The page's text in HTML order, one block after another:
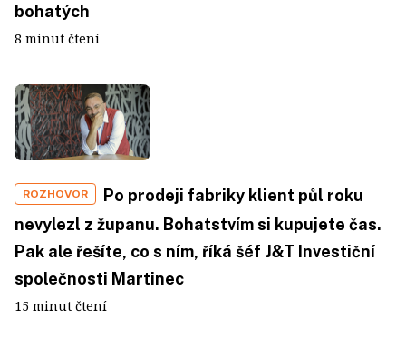
bohatých
8 minut čtení
ROZHOVOR
Po prodeji fabriky klient půl roku
nevylezl z županu. Bohatstvím si kupujete čas.
Pak ale řešíte, co s ním, říká šéf J&T Investiční
společnosti Martinec
15 minut čtení